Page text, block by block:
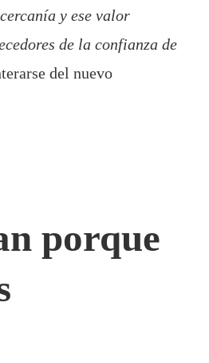
y ese valor
de la confianza de
del nuevo
porque